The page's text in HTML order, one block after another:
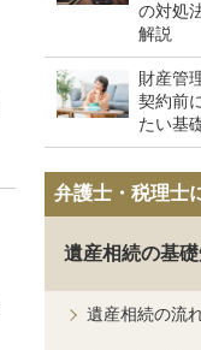
の対処
解説
財産管
契約前
たい基
弁護士・税理士
遺産相続の基
遺産相続の流